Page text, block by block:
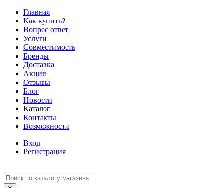
Главная
Как купить?
Вопрос ответ
Услуги
Совместимость
Бренды
Доставка
Акции
Отзывы
Блог
Новости
Каталог
Контакты
Возможности
Вход
Регистрация